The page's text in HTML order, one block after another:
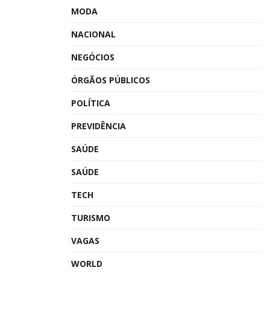
MODA
NACIONAL
NEGÓCIOS
ÓRGÃOS PÚBLICOS
POLÍTICA
PREVIDÊNCIA
SAÚDE
SAÚDE
TECH
TURISMO
VAGAS
WORLD